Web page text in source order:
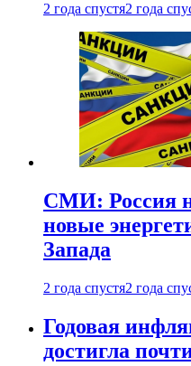
2 года спустя2 года
СМИ: Россия
новые
Запада
2 года спустя2 года
Годовая
достигла